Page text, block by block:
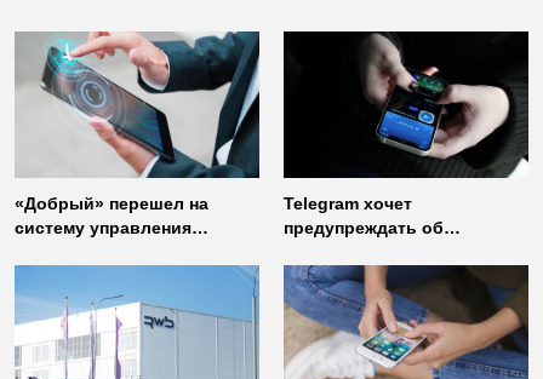
«Добрый» перешел на
систему управления
Telegram хочет
предупреждать об
неофициальных клиентов
мессенджера